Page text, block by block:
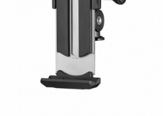
teleszkópok
Könyvek
Fűthető ruházat
Fotóalbum, képkeret
Stúdió és labor